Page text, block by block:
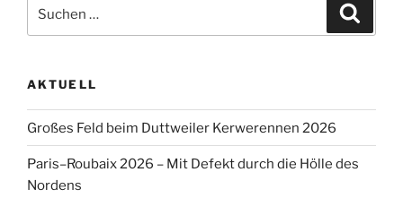
nach:
AKTUELL
Großes Feld beim Duttweiler Kerwerennen 2026
Paris–Roubaix 2026 – Mit Defekt durch die Hölle des
Nordens